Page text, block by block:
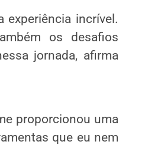
incrível.
os desafios
jornada, afirma
proporcionou uma
que eu nem